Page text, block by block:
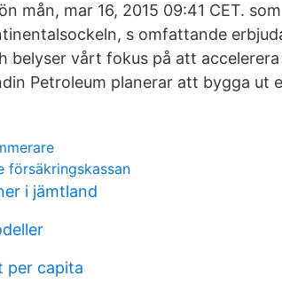
mån, mar 16, 2015 09:41 CET.
s omfattande
belyser vårt fokus på att
Petroleum planerar att bygga ut
försäkringskassan
i jämtland
per capita